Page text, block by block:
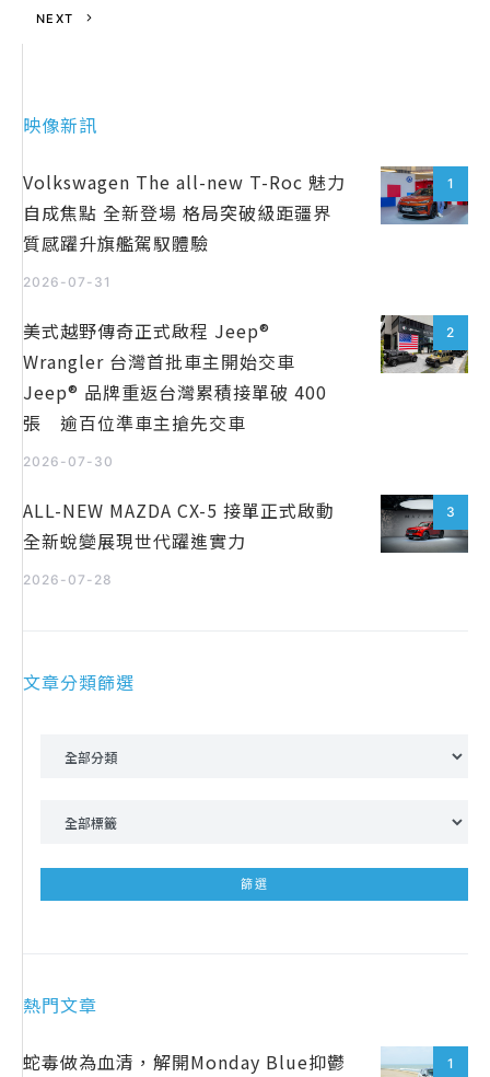
NEXT
映像新訊
1
Volkswagen The all-new T-Roc 魅力
自成焦點 全新登場 格局突破級距疆界
質感躍升旗艦駕馭體驗
2026-07-31
2
美式越野傳奇正式啟程 Jeep®
Wrangler 台灣首批車主開始交車
Jeep® 品牌重返台灣累積接單破 400
張 逾百位準車主搶先交車
2026-07-30
3
ALL-NEW MAZDA CX-5 接單正式啟動
全新蛻變展現世代躍進實力
2026-07-28
文章分類篩選
熱門文章
1
蛇毒做為血清，解開Monday Blue抑鬱